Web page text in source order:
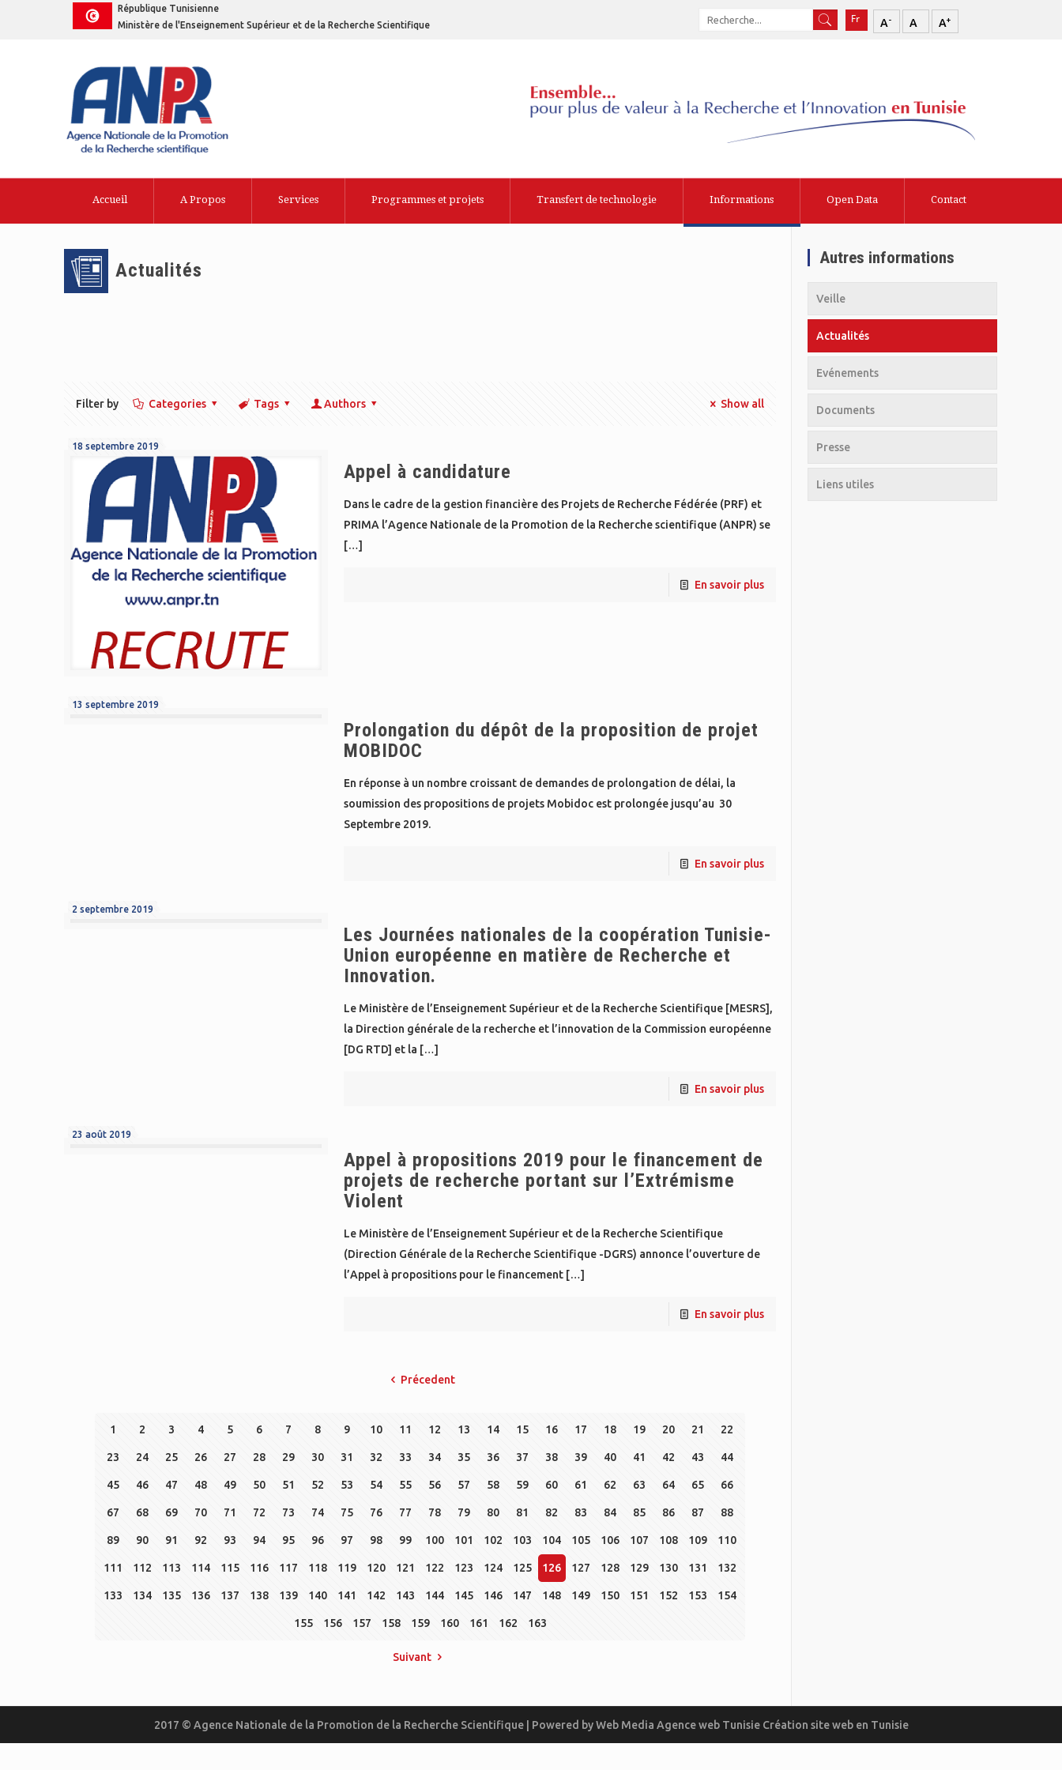
République Tunisienne
Ministère de l'Enseignement Supérieur et de la Recherche Scientifique
A- A A+
Accueil A Propos Services Programmes et projets Transfert de technologie Informations Open Data Contact
Actualités
Filter by Categories Tags Authors Show all
18 septembre 2019
Appel à candidature
Dans le cadre de la gestion financière des Projets de Recherche Fédérée (PRF) et
PRIMA l’Agence Nationale de la Promotion de la Recherche scientifique (ANPR) se
[…]
En savoir plus
13 septembre 2019
Prolongation du dépôt de la proposition de projet
MOBIDOC
En réponse à un nombre croissant de demandes de prolongation de délai, la
soumission des propositions de projets Mobidoc est prolongée jusqu’au 30
Septembre 2019.
En savoir plus
2 septembre 2019
Les Journées nationales de la coopération Tunisie-
Union européenne en matière de Recherche et
Innovation.
Le Ministère de l’Enseignement Supérieur et de la Recherche Scientifique [MESRS],
la Direction générale de la recherche et l’innovation de la Commission européenne
[DG RTD] et la […]
En savoir plus
23 août 2019
Appel à propositions 2019 pour le financement de
projets de recherche portant sur l’Extrémisme
Violent
Le Ministère de l’Enseignement Supérieur et de la Recherche Scientifique
(Direction Générale de la Recherche Scientifique -DGRS) annonce l’ouverture de
l’Appel à propositions pour le financement[…]
En savoir plus
Précedent
1 2 3 4 5 6 7 8 9 10 11 12 13 14 15 16 17 18 19 20 21 22
23 24 25 26 27 28 29 30 31 32 33 34 35 36 37 38 39 40 41 42 43 44
45 46 47 48 49 50 51 52 53 54 55 56 57 58 59 60 61 62 63 64 65 66
67 68 69 70 71 72 73 74 75 76 77 78 79 80 81 82 83 84 85 86 87 88
89 90 91 92 93 94 95 96 97 98 99 100 101 102 103 104 105 106 107 108 109 110
111 112 113 114 115 116 117 118 119 120 121 122 123 124 125 126 127 128 129 130 131 132
133 134 135 136 137 138 139 140 141 142 143 144 145 146 147 148 149 150 151 152 153 154
155 156 157 158 159 160 161 162 163
Suivant
Autres informations
Veille
Actualités
Evénements
Documents
Presse
Liens utiles
2017 © Agence Nationale de la Promotion de la Recherche Scientifique | Powered byWeb Media Agence web Tunisie Création site web en Tunisie